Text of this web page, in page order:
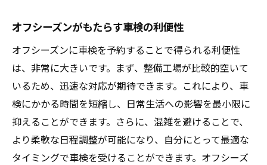
オフシーズンの利点を最大限に活用する方
法
予約の際に見逃せない活用テクニック
車検をスムーズに進めるための知識
オフシーズンの予約で押さえておきたいポ
イント
車検の効率化に役立つオフシーズンの知識
オフシーズンがもたらす車検の利便性
オフシーズンに車検を予約することで得られる利便性
は、非常に大きいです。まず、整備工場が比較的空いて
いるため、迅速な対応が期待できます。これにより、車
検にかかる時間を短縮し、日常生活への影響を最小限に
抑えることができます。さらに、混雑を避けることで、
より柔軟な日程調整が可能になり、自分にとって最適な
タイミングで車検を受けることができます。オフシーズ